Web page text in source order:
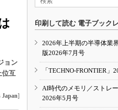
TECHNO-FRONTIER
人とくるま展
ョン
位互
Japan]
印刷して読む 電子ブック
2026年上半期の半導体
版2026年7月号
「TECHNO-FRONTIER」
AI時代のメモリ／ストレ
2026年5月号